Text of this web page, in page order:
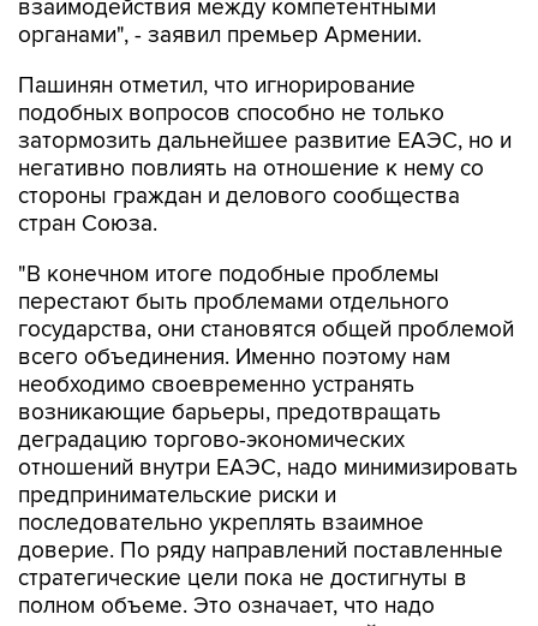
Пашинян отметил, что игнорирование
затормозить дальнейшее развитие ЕАЭС, но и
негативно повлиять на отношение к нему со
стороны граждан и делового сообщества
стран Союза.
"В конечном итоге подобные проблемы
государства, они становятся общей проблемой
всего объединения. Именно поэтому нам
необходимо своевременно устранять
возникающие барьеры, предотвращать
деградацию торгово-экономических
отношений внутри ЕАЭС, надо минимизировать
предпринимательские риски и
последовательно укреплять взаимное
доверие. По ряду направлений поставленные
стратегические цели пока не достигнуты в
полном объеме. Это означает, что надо
сосредоточиться на практической реализации
уже принятых решений", - заявил Пашинян.